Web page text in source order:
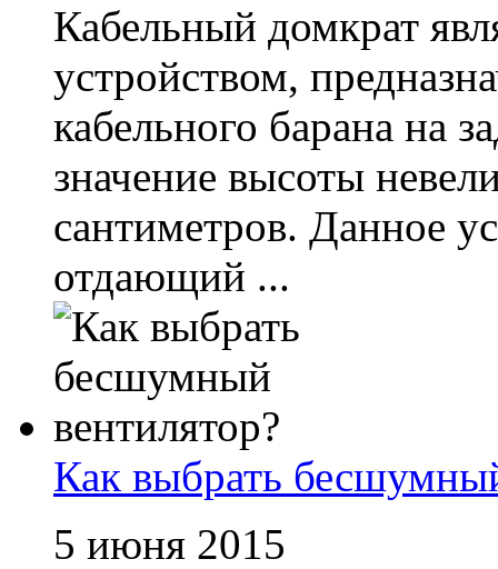
Кабельный домкрат
устройством,
кабельного барана на
значение высоты
сантиметров. Данное
отдающий ...
Как выбрать
5 июня 2015